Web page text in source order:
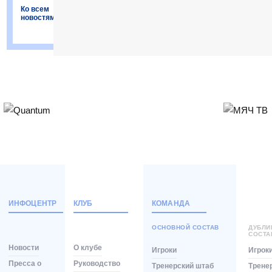
Ко всем
новостям
ИНФОЦЕНТР
Новости
Пресса о
КЛУБ
О клубе
Руководство
КОМАНДА
ОСНОВНОЙ СОСТАВ
Игроки
Тренерский штаб